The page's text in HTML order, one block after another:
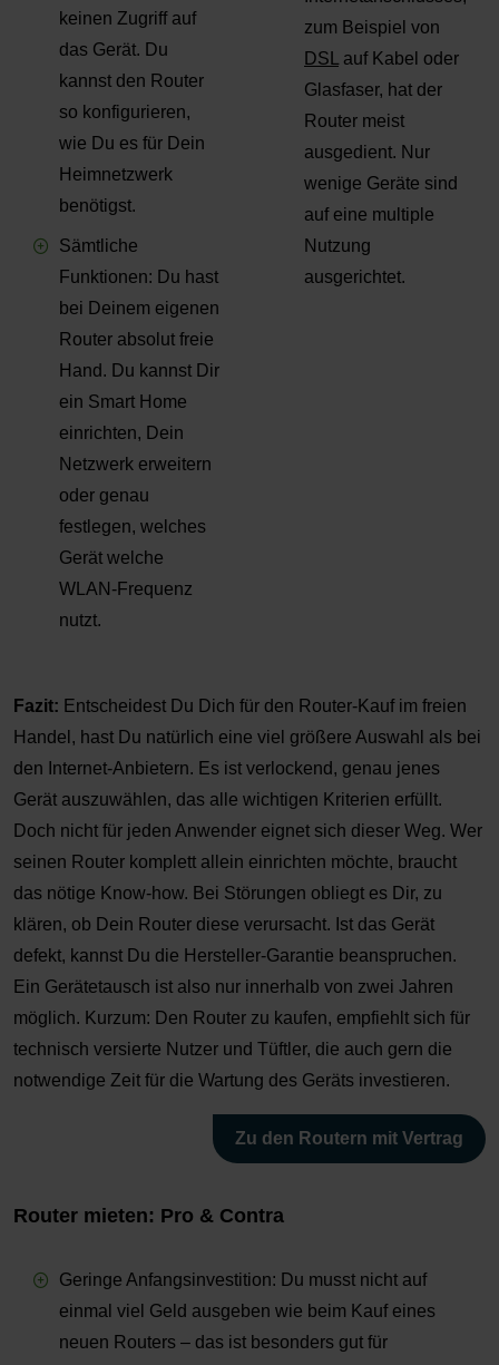
keinen Zugriff auf
das Gerät. Du
kannst den Router
so konfigurieren,
wie Du es für Dein
Heimnetzwerk
benötigst.
Sämtliche
Funktionen: Du hast
bei Deinem eigenen
Router absolut freie
Hand. Du kannst Dir
ein Smart Home
einrichten, Dein
Netzwerk erweitern
oder genau
festlegen, welches
Gerät welche
WLAN-Frequenz
nutzt.
zum Beispiel von
DSL
auf Kabel oder
Glasfaser, hat der
Router meist
ausgedient. Nur
wenige Geräte sind
auf eine multiple
Nutzung
ausgerichtet.
Fazit: Entscheidest Du Dich für den Router-Kauf im freien
Handel, hast Du natürlich eine viel größere Auswahl als bei
den Internet-Anbietern. Es ist verlockend, genau jenes
Gerät auszuwählen, das alle wichtigen Kriterien erfüllt.
Doch nicht für jeden Anwender eignet sich dieser Weg. Wer
seinen Router komplett allein einrichten möchte, braucht
das nötige Know-how. Bei Störungen obliegt es Dir, zu
klären, ob Dein Router diese verursacht. Ist das Gerät
defekt, kannst Du die Hersteller-Garantie beanspruchen.
Ein Gerätetausch ist also nur innerhalb von zwei Jahren
möglich. Kurzum: Den Router zu kaufen, empfiehlt sich für
technisch versierte Nutzer und Tüftler, die auch gern die
notwendige Zeit für die Wartung des Geräts investieren.
Zu den Routern mit Vertrag
Router mieten: Pro & Contra
Geringe Anfangsinvestition: Du musst nicht auf
einmal viel Geld ausgeben wie beim Kauf eines
neuen Routers – das ist besonders gut für